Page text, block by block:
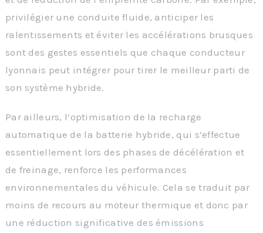
privilégier une conduite fluide, anticiper les
ralentissements et éviter les accélérations brusques
sont des gestes essentiels que chaque conducteur
lyonnais peut intégrer pour tirer le meilleur parti de
son système hybride.
Par ailleurs, l’optimisation de la recharge
automatique de la batterie hybride, qui s’effectue
essentiellement lors des phases de décélération et
de freinage, renforce les performances
environnementales du véhicule. Cela se traduit par
moins de recours au moteur thermique et donc par
une réduction significative des émissions